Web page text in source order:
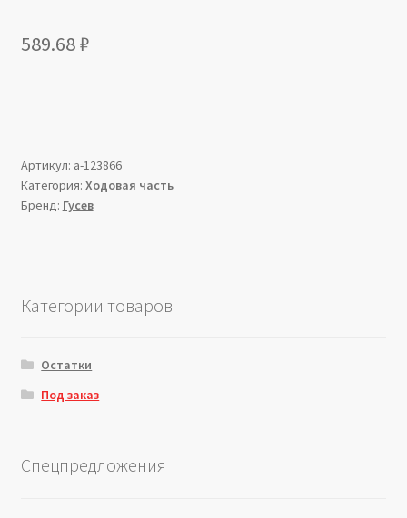
589.68₽
Артикул: a-123866
Категория: Ходовая часть
Бренд: Гусев
Категории товаров
Остатки
Под заказ
Спецпредложения